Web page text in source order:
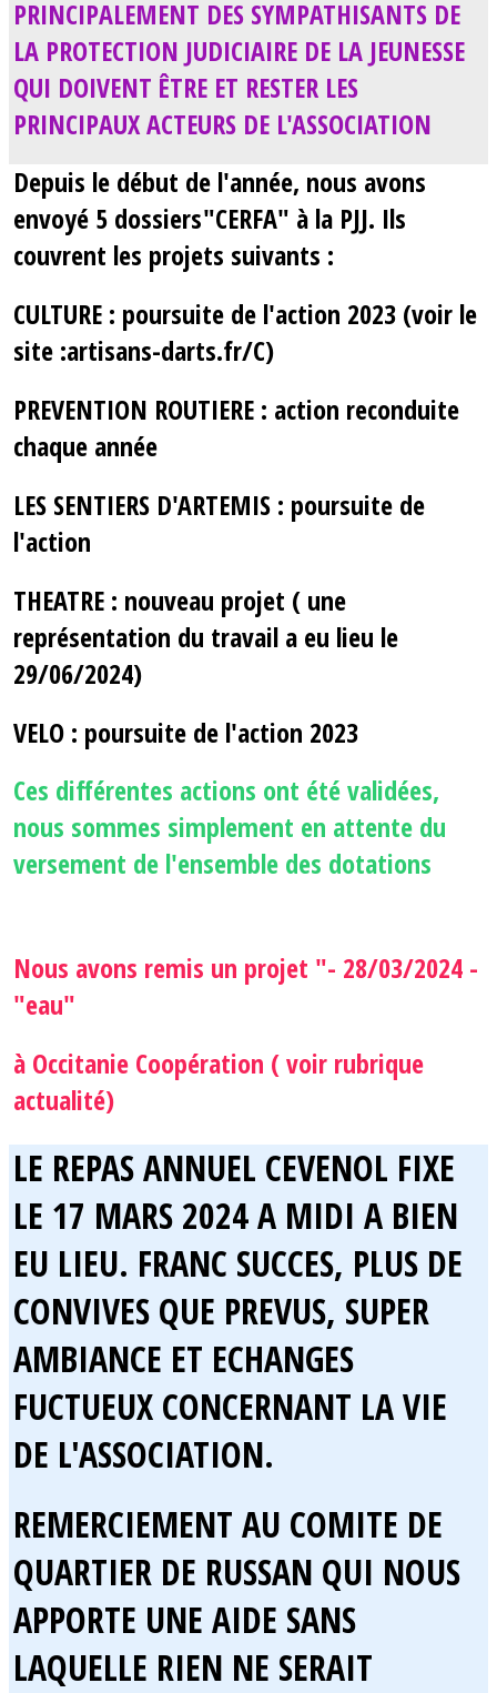
PRINCIPALEMENT DES SYMPATHISANTS DE
LA PROTECTION JUDICIAIRE DE LA JEUNESSE
QUI DOIVENT ÊTRE ET RESTER LES
PRINCIPAUX ACTEURS DE L'ASSOCIATION
Depuis le début de l'année, nous avons
envoyé 5 dossiers"CERFA" à la PJJ. Ils
couvrent les projets suivants :
CULTURE : poursuite de l'action 2023 (voir le
site :artisans-darts.fr/C)
PREVENTION ROUTIERE : action reconduite
chaque année
LES SENTIERS D'ARTEMIS : poursuite de
l'action
THEATRE : nouveau projet ( une
représentation du travail a eu lieu le
29/06/2024)
VELO : poursuite de l'action 2023
Ces différentes actions ont été validées,
nous sommes simplement en attente du
versement de l'ensemble des dotations
Nous avons remis un projet "- 28/03/2024 -
"eau"
à Occitanie Coopération ( voir rubrique
actualité)
LE REPAS ANNUEL CEVENOL FIXE
LE 17 MARS 2024 A MIDI A BIEN
EU LIEU. FRANC SUCCES, PLUS DE
CONVIVES QUE PREVUS, SUPER
AMBIANCE ET ECHANGES
FUCTUEUX CONCERNANT LA VIE
DE L'ASSOCIATION.
REMERCIEMENT AU COMITE DE
QUARTIER DE RUSSAN QUI NOUS
APPORTE UNE AIDE SANS
LAQUELLE RIEN NE SERAIT